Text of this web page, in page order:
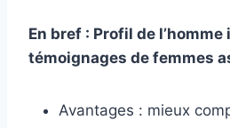
En bref : Profil de
témoignages de femmes
Avantages : mieux